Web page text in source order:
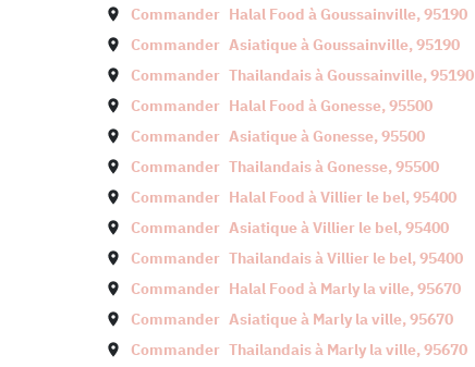
Commander Halal Food à Goussainville,95190
Commander Asiatique à Goussainville,95190
Commander Thailandais à Goussainville,95190
Commander Halal Food à Gonesse,95500
Commander Asiatique à Gonesse,95500
Commander Thailandais à Gonesse,95500
Commander Halal Food àVillier le bel,95400
Commander Asiatique àVillier le bel,95400
Commander Thailandais àVillier le bel,95400
Commander Halal Food à Marly la ville,95670
Commander Asiatique à Marly la ville,95670
Commander Thailandais à Marly la ville,95670